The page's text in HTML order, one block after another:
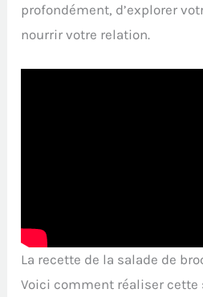
profondément, d’explorer
nourrir votre relation.
La recette de la salade de
Voici comment réaliser cette